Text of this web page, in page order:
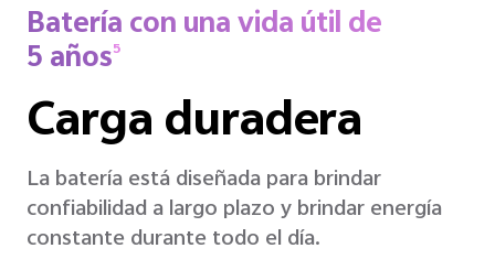
Batería con una vida útil de
5 años5
Carga duradera
La batería está diseñada para brindar
confiabilidad a largo plazo y brindar energía
constante durante todo el día.